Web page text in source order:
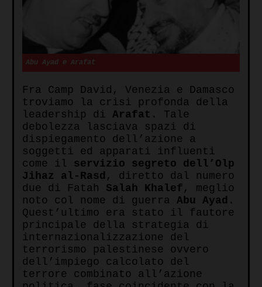
Abu Ayad e Arafat
Fra Camp David, Venezia e Damasco
troviamo la crisi profonda della
leadership di Arafat . Tale
debolezza lasciava spazi di
dispiegamento dell’azione a
soggetti ed apparati influenti
come il servizio segreto dell’Olp
Jihaz al-Rasd , diretto dal numero
due di Fatah Salah Khalef , meglio
noto col nome di guerra Abu Ayad .
Quest’ultimo era stato il fautore
principale della strategia di
internazionalizzazione del
terrorismo palestinese ovvero
dell’impiego calcolato del
terrore combinato all’azione